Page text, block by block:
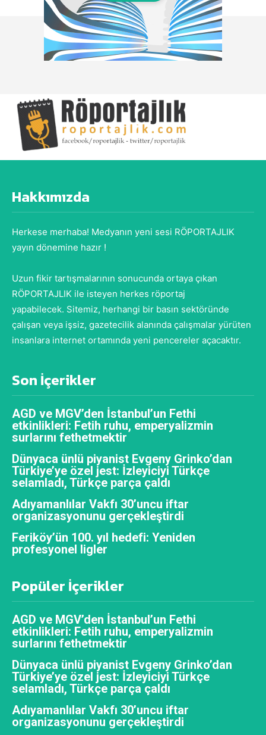
Hakkımızda
Herkese merhaba! Medyanın yeni sesi RÖPORTAJLIK
yayın dönemine hazır !
Uzun fikir tartışmalarının sonucunda ortaya çıkan
RÖPORTAJLIK ile isteyen herkes röportaj
yapabilecek. Sitemiz, herhangi bir basın sektöründe
çalışan veya işsiz, gazetecilik alanında çalışmalar yürüten
insanlara internet ortamında yeni pencereler açacaktır.
Son İçerikler
AGD ve MGV’den İstanbul’un Fethi
etkinlikleri: Fetih ruhu, emperyalizmin
surlarını fethetmektir
Dünyaca ünlü piyanist Evgeny Grinko’dan
Türkiye’ye özel jest: İzleyiciyi Türkçe
selamladı, Türkçe parça çaldı
Adıyamanlılar Vakfı 30’uncu iftar
organizasyonunu gerçekleştirdi
Feriköy’ün 100. yıl hedefi: Yeniden
profesyonel ligler
Popüler İçerikler
AGD ve MGV’den İstanbul’un Fethi
etkinlikleri: Fetih ruhu, emperyalizmin
surlarını fethetmektir
Dünyaca ünlü piyanist Evgeny Grinko’dan
Türkiye’ye özel jest: İzleyiciyi Türkçe
selamladı, Türkçe parça çaldı
Adıyamanlılar Vakfı 30’uncu iftar
organizasyonunu gerçekleştirdi